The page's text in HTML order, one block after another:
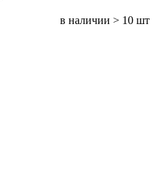
в наличии > 10 шт